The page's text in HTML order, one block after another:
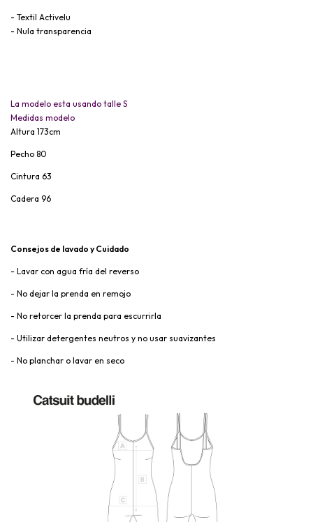
- Textil Activelu
- Nula transparencia
La modelo esta usando talle S
Medidas modelo
Altura 173cm
Pecho 80
Cintura 63
Cadera 96
Consejos de lavado y Cuidado
- Lavar con agua fría del reverso
- No dejar la prenda en remojo
- No retorcer la prenda para escurrirla
- Utilizar detergentes neutros y no usar suavizantes
- No planchar o lavar en seco